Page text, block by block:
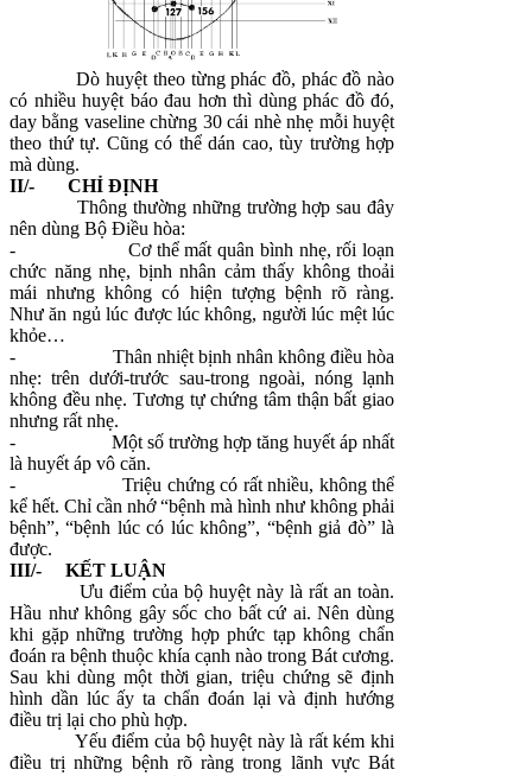
Dò huyệt theo từng phác đồ, phác đồ nào
có nhiều huyệt báo đau hơn thì dùng phác đồ đó,
day bằng vaseline chừng 30 cái nhè nhẹ mỗi huyệt
theo thứ tự. Cũng có thể dán cao, tùy trường hợp
mà dùng.
II/- CHỈ ĐỊNH
Thông thường những trường hợp sau đây
nên dùng Bộ Điều hòa:
-
Cơ thể mất quân bình nhẹ, rối loạn
chức năng nhẹ, bịnh nhân cảm thấy không thoải
mái nhưng không có hiện tượng bệnh rõ ràng.
Như ăn ngủ lúc được lúc không, người lúc mệt lúc
khỏe…
-
Thân nhiệt bịnh nhân không điều hòa
nhẹ: trên dưới-trước sau-trong ngoài, nóng lạnh
không đều nhẹ. Tương tự chứng tâm thận bất giao
nhưng rất nhẹ.
-
Một số trường hợp tăng huyết áp nhất
là huyết áp vô căn.
-
Triệu chứng có rất nhiều, không thể
kể hết. Chỉ cần nhớ “bệnh mà hình như không phải
bệnh”, “bệnh lúc có lúc không”, “bệnh giả đò” là
được.
III/- KẾT LUẬN
Ưu điểm của bộ huyệt này là rất an toàn.
Hầu như không gây sốc cho bất cứ ai. Nên dùng
khi gặp những trường hợp phức tạp không chẩn
đoán ra bệnh thuộc khía cạnh nào trong Bát cương.
Sau khi dùng một thời gian, triệu chứng sẽ định
hình dần lúc ấy ta chẩn đoán lại và định hướng
điều trị lại cho phù hợp.
Yếu điểm của bộ huyệt này là rất kém khi
điều trị những bệnh rõ ràng trong lãnh vực Bát